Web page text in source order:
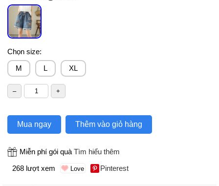
Chọn size:
M
L XL
Mua ngay Thêm vào giỏ hàng
Miễn phí gói quà Tìm hiểu thêm
268 lượt xem
Pinterest